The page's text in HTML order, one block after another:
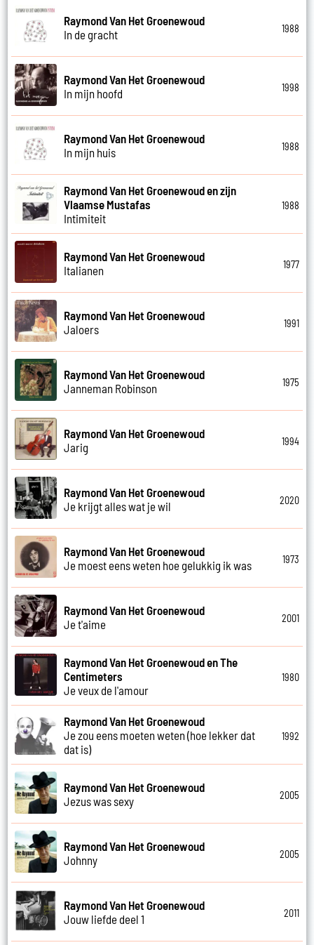
Raymond Van Het Groenewoud
In de gracht
1988
Raymond Van Het Groenewoud
In mijn hoofd
1998
Raymond Van Het Groenewoud
In mijn huis
1988
Raymond Van Het Groenewoud en zijn
Vlaamse Mustafas
Intimiteit
1988
Raymond Van Het Groenewoud
Italianen
1977
Raymond Van Het Groenewoud
Jaloers
1991
Raymond Van Het Groenewoud
Janneman Robinson
1975
Raymond Van Het Groenewoud
Jarig
1994
Raymond Van Het Groenewoud
Je krijgt alles wat je wil
2020
Raymond Van Het Groenewoud
Je moest eens weten hoe gelukkig ik was
1973
Raymond Van Het Groenewoud
Je t'aime
2001
Raymond Van Het Groenewoud en The
Centimeters
Je veux de l'amour
1980
Raymond Van Het Groenewoud
Je zou eens moeten weten (hoe lekker dat
dat is)
1992
Raymond Van Het Groenewoud
Jezus was sexy
2005
Raymond Van Het Groenewoud
Johnny
2005
Raymond Van Het Groenewoud
Jouw liefde deel 1
2011